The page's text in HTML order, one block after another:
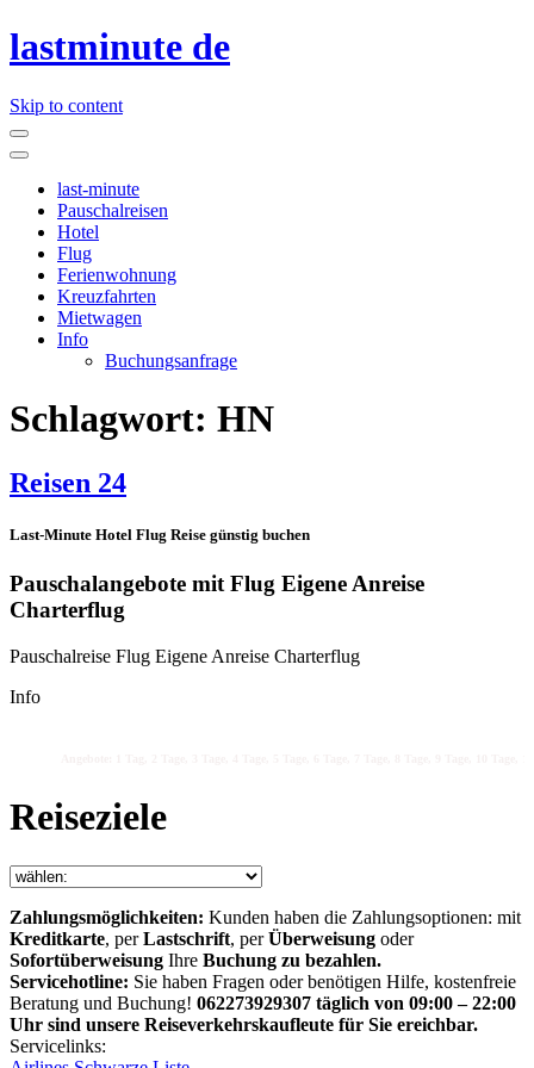
lastminute de
Skip to content
last-minute
Pauschalreisen
Hotel
Flug
Ferienwohnung
Kreuzfahrten
Mietwagen
Info
Buchungsanfrage
Schlagwort: HN
Reisen 24
Last-Minute Hotel Flug Reise günstig buchen
Pauschalangebote mit Flug Eigene Anreise
Charterflug
Pauschalreise Flug Eigene Anreise Charterflug
Info
Reiseziele
Zahlungsmöglichkeiten: Kunden haben die Zahlungsoptionen: mit
Kreditkarte, perLastschrift, perÜberweisung oder
Sofortüberweisung Ihre Buchung zu bezahlen.
Servicehotline: Sie haben Fragen oder benötigen Hilfe, kostenfreie
Beratung und Buchung! 062273929307 täglich von 09:00 – 22:00
Uhr sind unsere Reiseverkehrskaufleute für Sie ereichbar.
Servicelinks: